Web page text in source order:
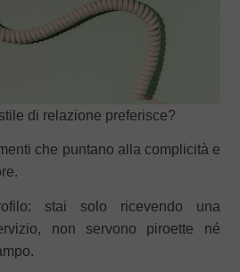
di relazione preferisce?
che puntano alla complicità e
stai solo ricevendo una
non servono piroette né